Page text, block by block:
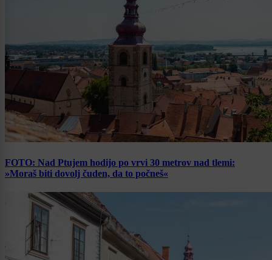
FOTO: Nad Ptujem hodijo po vrvi 30 metrov nad tlemi:
»Moraš biti dovolj čuden, da to počneš«